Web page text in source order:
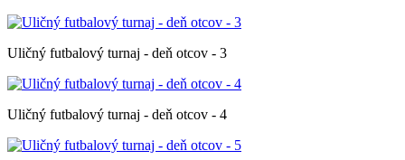
Uličný futbalový turnaj - deň otcov - 3
Uličný futbalový turnaj - deň otcov - 4